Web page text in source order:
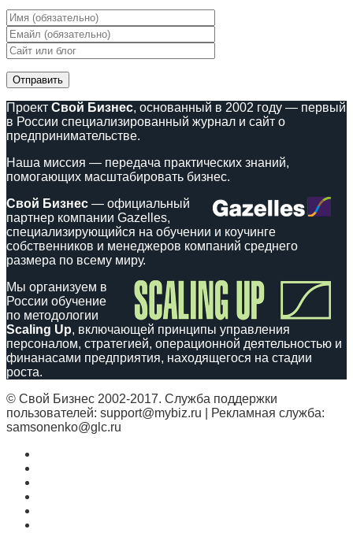
Проект Свой Бизнес, основанный в 2002 году — первый
в России специализированный журнал и сайт о
предпринимательстве.
Наша миссия — передача практических знаний,
помогающих масштабировать бизнес.
Свой Бизнес — официальный
партнер компании Gazelles,
специализирующийся на обучении и коучинге
собственников и менеджеров компаний среднего
размера по всему миру.
Мы организуем в
России обучение
по методологии
Scaling Up, включающей принципы управления
персоналом, стратегией, операционной деятельностью и
финанасами предприятия, находящегося на стадии
роста.
© Свой Бизнес 2002-2017. Служба поддержки
пользователей: support@mybiz.ru | Рекламная служба:
samsonenko@glc.ru